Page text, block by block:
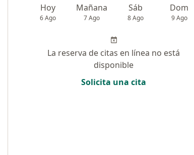
Hoy
6 Ago
Mañana
7 Ago
Sáb
8 Ago
Dom
9 Ago
La reserva de citas en línea no está
disponible
Solicita una cita